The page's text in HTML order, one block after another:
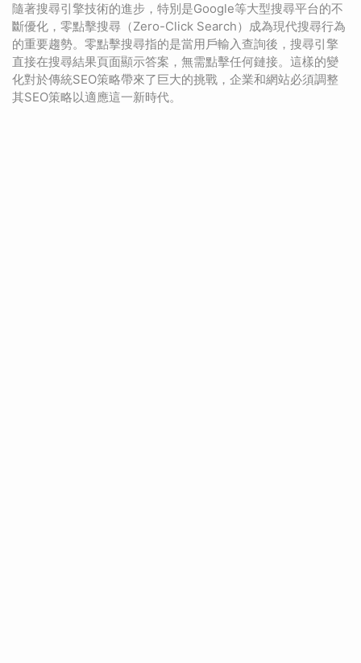
隨著搜尋引擎技術的進步，特別是Google等大型搜尋平台的不
斷優化，零點擊搜尋（Zero-Click Search）成為現代搜尋行為
的重要趨勢。零點擊搜尋指的是當用戶輸入查詢後，搜尋引擎
直接在搜尋結果頁面顯示答案，無需點擊任何鏈接。這樣的變
化對於傳統SEO策略帶來了巨大的挑戰，企業和網站必須調整
其SEO策略以適應這一新時代。